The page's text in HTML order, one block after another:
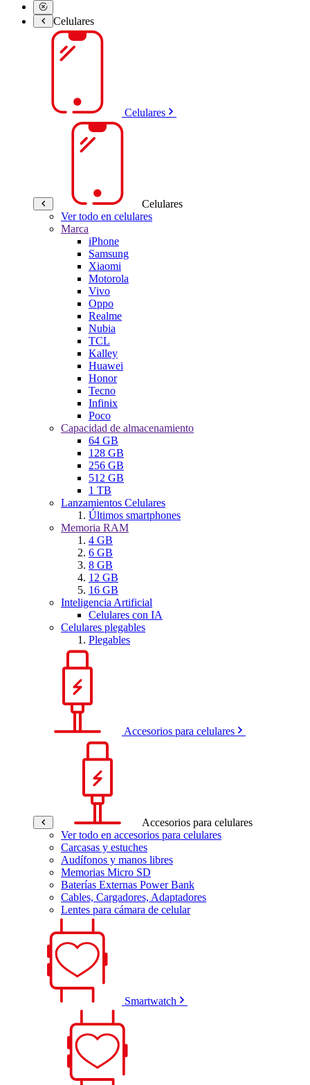
Celulares
Celulares
Celulares
Ver todo en celulares
Marca
iPhone
Samsung
Xiaomi
Motorola
Vivo
Oppo
Realme
Nubia
TCL
Kalley
Huawei
Honor
Tecno
Infinix
Poco
Capacidad de almacenamiento
64 GB
128 GB
256 GB
512 GB
1 TB
Lanzamientos Celulares
Últimos smartphones
Memoria RAM
4 GB
6 GB
8 GB
12 GB
16 GB
Inteligencia Artificial
Celulares con IA
Celulares plegables
Plegables
Accesorios para celulares
Accesorios para celulares
Ver todo en accesorios para celulares
Carcasas y estuches
Audífonos y manos libres
Memorias Micro SD
Baterías Externas Power Bank
Cables, Cargadores, Adaptadores
Lentes para cámara de celular
Smartwatch